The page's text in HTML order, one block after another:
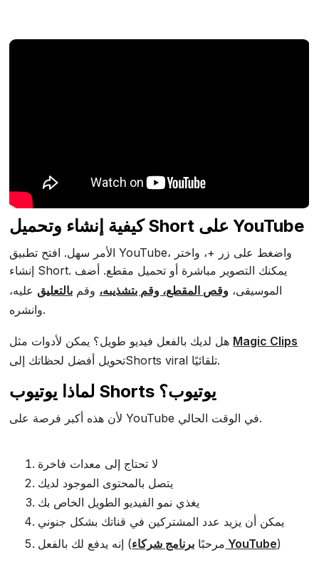
كيفية إنشاء وتحميل Short على YouTube
الأمر سهل. افتح تطبيق YouTube، واضغط على زر +، واختر
إنشاء Short. يمكنك التصوير مباشرة أو تحميل مقطع. أضف
الموسيقى، وقص المقطع، وقم بتشذيبه، وقم بالتعليق عليه،
وانشره.
Magic Clips
تحويل أفضل لحظاتك إلىShorts viral تلقائيًا.
لماذا يوتيوب Shorts يوتيوب؟
لأن هذه أكبر فرصة على YouTube في الوقت الحالي.
لا تحتاج إلى معدات فاخرة
يتصل بالمحتوى الموجود لديك
يغذي نمو الفيديو الطويل الخاص بك
يمكن أن يزيد عدد المشتركين في قناتك بشكل جنوني
إنه يدفع لك بالفعل (مرحبًا برنامج شركاء YouTube)